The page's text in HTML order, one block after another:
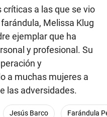
a las que se vio
Melissa Klug
ejemplar que ha
y profesional. Su
y
a muchas mujeres a
las adversidades.
Jesús Barco Farándula